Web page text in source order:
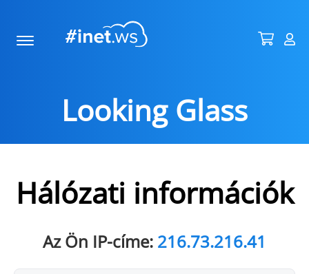
Looking Glass
Hálózati információk
Az Ön IP-címe: 216.73.216.41